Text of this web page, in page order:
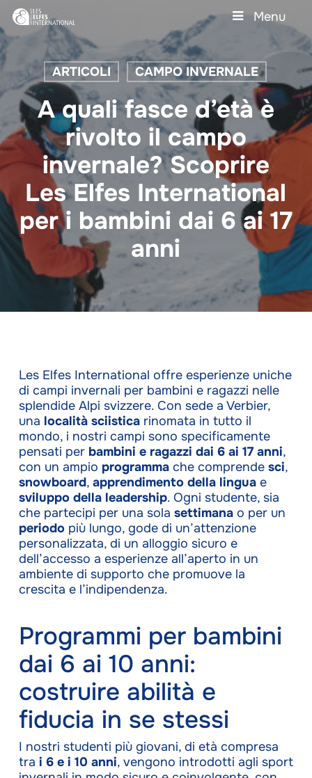
Skip
main
content
Menu
ARTICOLI CAMPO INVERNALE
A quali fasce d’età è
rivolto il campo
invernale? Scoprire
Les Elfes International
per i bambini dai 6 ai 17
anni
Les Elfes International offre esperienze uniche
di campi invernali per bambini e ragazzi nelle
splendide Alpi svizzere. Con sede a Verbier,
una località sciisticarinomata in tutto il
mondo, i nostri campi sono specificamente
pensati per bambini e ragazzi dai 6 ai 17 anni,
con un ampio programmache comprende sci,
snowboard, apprendimento della linguae
sviluppo della leadership. Ogni studente, sia
che partecipi per una sola settimanao per un
periodopiù lungo, gode di un’attenzione
personalizzata, di un alloggio sicuro e
dell’accesso a esperienze all’aperto in un
ambiente di supporto che promuove la
crescita e l’indipendenza.
Programmi per bambini
dai 6 ai 10 anni:
costruire abilità e
fiducia in se stessi
I nostri studenti più giovani, di età compresa
tra i 6 e i 10 anni, vengono introdotti agli sport
Close